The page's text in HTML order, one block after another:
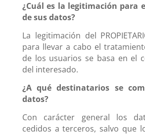
¿Cuál es la legitimación para
de sus datos?
La legitimación del
para llevar a cabo el
de los usuarios se basa en el
del interesado.
¿A qué destinatarios se
datos?
Con carácter general los
cedidos a terceros, salvo que